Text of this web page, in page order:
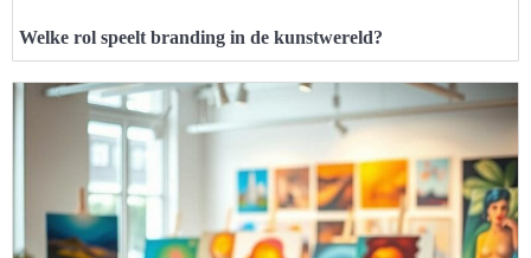
Welke rol speelt branding in de kunstwereld?